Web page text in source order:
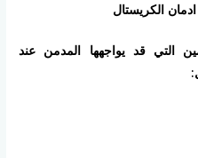
الكريستال
التي قد يواجهها المدمن عند